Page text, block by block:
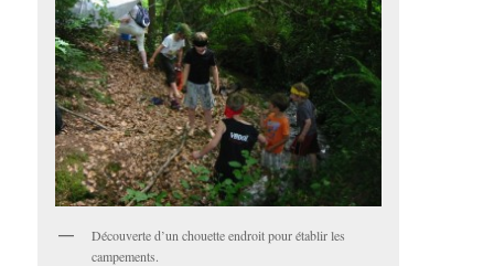
Découverte d’un chouette endroit pour établir les
campements.